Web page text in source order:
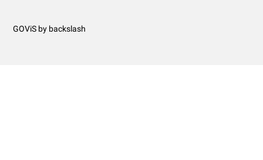
GOViS by backslash